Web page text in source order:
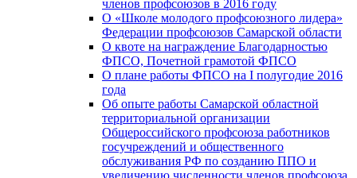
членов профсоюзов в 2016 году
О «Школе молодого профсоюзного лидера»
Федерации профсоюзов Самарской области
О квоте на награждение Благодарностью
ФПСО, Почетной грамотой ФПСО
О плане работы ФПСО на I полугодие 2016
года
Об опыте работы Самарской областной
территориальной организации
Общероссийского профсоюза работников
госучреждений и общественного
обслуживания РФ по созданию ППО и
увеличению численности членов профсоюза